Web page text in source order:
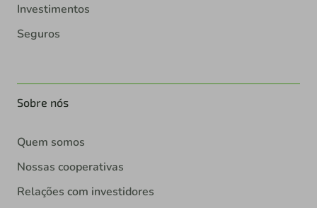
Investimentos
Seguros
Sobre nós
Quem somos
Nossas cooperativas
Relações com investidores